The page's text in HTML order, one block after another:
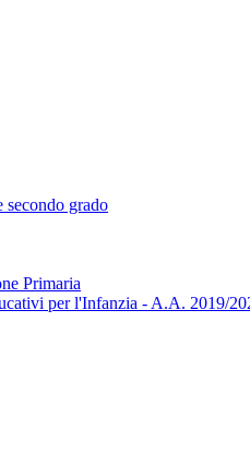
secondo grado
Primaria
per l'Infanzia - A.A. 2019/